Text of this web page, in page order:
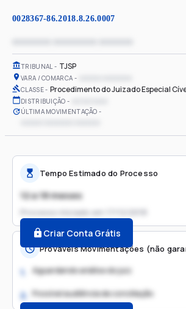
0028367-86.2018.8.26.0007
TRIBUNAL TJSP
VARA / COMARCA
CLASSE Procedimento do Juizado Especial
DISTRIBUIÇÃO
ÚLTIMA MOVIMENTAÇÃO
Tempo Estimado do Processo
12 a 18 meses
Processo iniciado em
Criar Conta Grátis
Prováveis Movimentações (não
1. Aguardando análise do juiz
2. Possível audiência de conciliação